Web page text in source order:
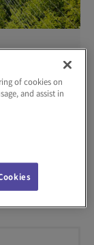
能な社会の実
of cookies on
and assist in